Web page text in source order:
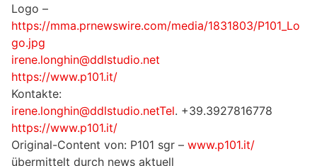
Logo –
https://mma.prnewswire.com/media/1831803/P101_Lo
go.jpg
irene.longhin@ddlstudio.net
https://www.p101.it/
Kontakte:
irene.longhin@ddlstudio.netTel. +39.3927816778
https://www.p101.it/
Original-Content von: P101 sgr – www.p101.it/
übermittelt durch news aktuell